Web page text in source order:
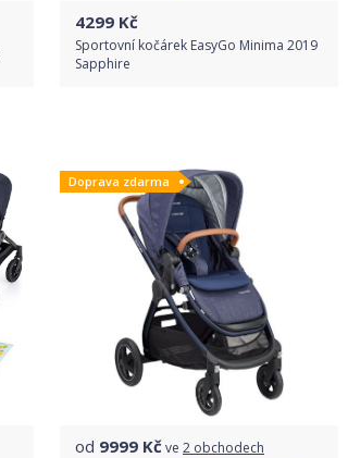
4299 Kč
Sportovní kočárek EasyGo Minima 2019
Sapphire
Detail produktu
Doprava zdarma
od 9999 Kčve 2 obchodech